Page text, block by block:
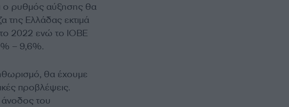
ο ρυθμός αύξησης θα
της Ελλάδας εκτιμά
2022 ενώ το ΙΟΒΕ
– 9,6%.
θα έχουμε
προβλέψεις.
άνοδος του